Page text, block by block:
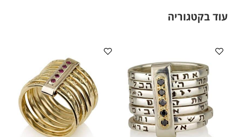
עוד בקטגוריה